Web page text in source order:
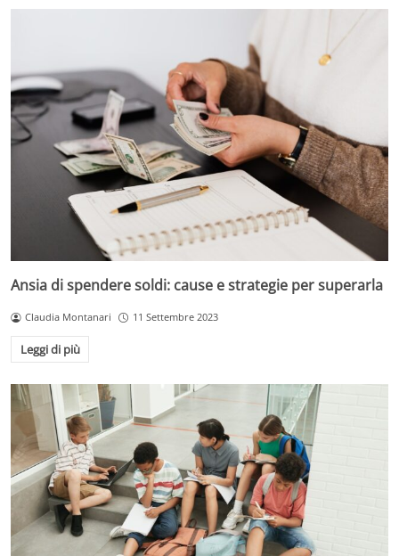
Ansia di spendere soldi: cause e strategie per superarla
Claudia Montanari 11 Settembre 2023
Leggi di più